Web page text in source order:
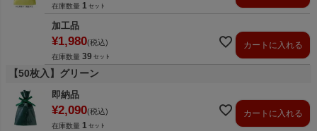
在庫数量 1
加工品
¥1,980 税込
在庫数量 39
カートに入れる
【50枚入】グリーン
即納品
¥2,090 税込
在庫数量 1
カートに入れる